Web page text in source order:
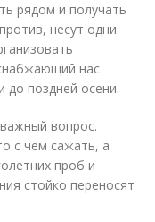
рядом и получать
несут одни
нас
до поздней осени.
вопрос.
с чем сажать, а
проб и
стойко переносят